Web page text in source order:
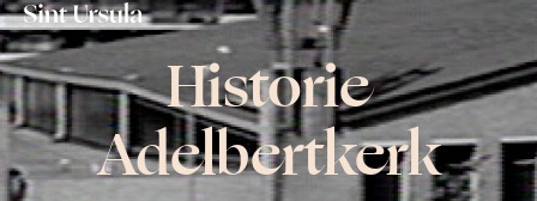
Historie
Adelbertkerk